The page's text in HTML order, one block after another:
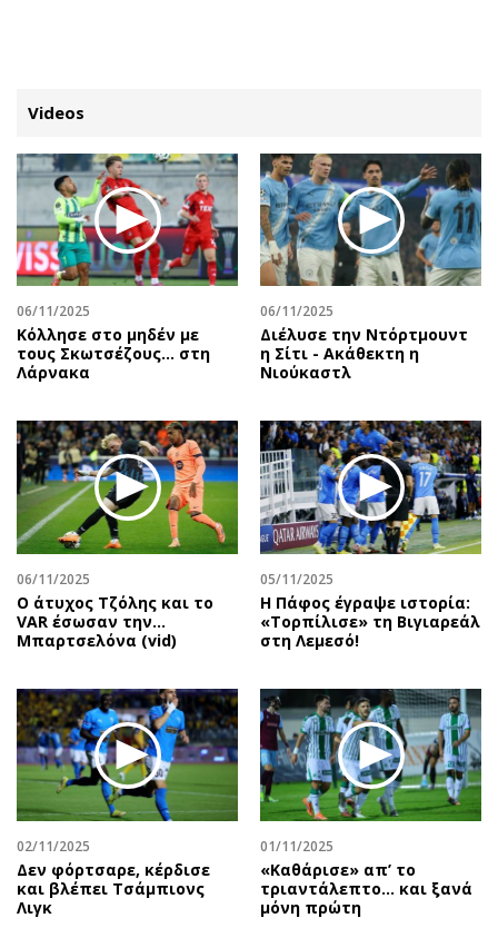
ΚΑΤΗΓΟΡΙΕΣ ΣΥΝΔΕΣΗ
Κύπρος
Παιδεία
Υγεία
Πολιτική
Βουλευτικές 2026
Προεδρικές 2023
Δημοσκοπήσεις
Διπλωματία
Αθλητισμός
Κύπρος
Ελλάδα
Διεθνή
Κληρώσεις Allwyn
Οικονομία
Real Estate
Επιχειρήσεις
Αγορές
Money Review
AstroBank Properties
Trends
Απόψεις
Αρθρογραφία
The Hill
Υγεία
Αγγελίες
Πωλούνται
Ζητούν εργασία
Θέσεις εργασίας
Geek
Νέα
Κινητά-tablets
Social
Αυτοκίνηση
Πολιτική
Οικονομία
Γενικά
Αναδρομές
Πρόσωπα
Περιβάλλον
Good Life
Videos
06/11/2025
Κόλλησε στο μηδέν με
τους Σκωτσέζους... στη
Λάρνακα
06/11/2025
Διέλυσε την Ντόρτμουντ
η Σίτι - Ακάθεκτη η
Νιούκαστλ
06/11/2025
Ο άτυχος Τζόλης και το
VAR έσωσαν την…
Μπαρτσελόνα (vid)
05/11/2025
Η Πάφος έγραψε ιστορία:
«Τορπίλισε» τη Βιγιαρεάλ
στη Λεμεσό!
02/11/2025
Δεν φόρτσαρε, κέρδισε
και βλέπει Τσάμπιονς
Λιγκ
01/11/2025
«Καθάρισε» απ’ το
τριαντάλεπτο… και ξανά
μόνη πρώτη